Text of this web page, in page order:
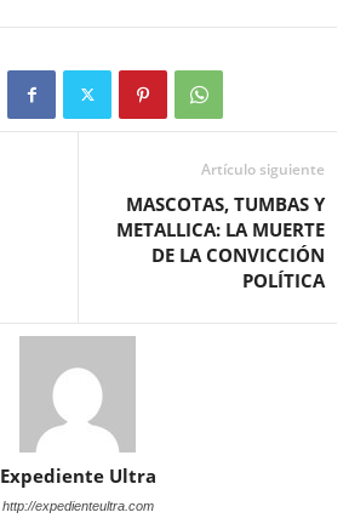
Artículo siguiente
MASCOTAS, TUMBAS Y
METALLICA: LA MUERTE
DE LA CONVICCIÓN
POLÍTICA
Expediente Ultra
http://expedienteultra.com